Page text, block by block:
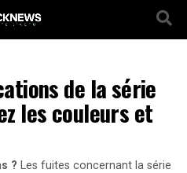
de la série
les couleurs et
? Les fuites concernant la série